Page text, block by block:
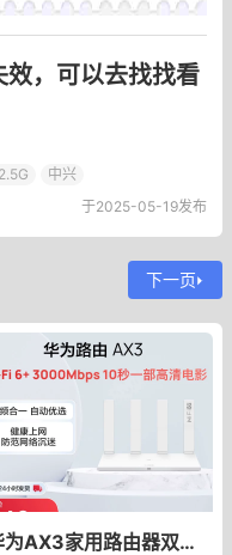
，可以去找找看
2.5G
中兴
于2025-05-19发布
下一页
华为AX3家用路由器双核wifi6+千兆端口3000M无线速率上网保护 学生家用高速路由信号强_华为官方旗舰店_网络设备/网络相关